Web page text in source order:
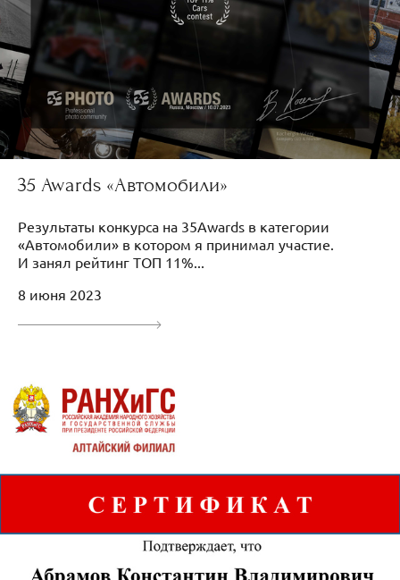
35 Awards «Автомобили»
Результаты конкурса на 35Awards в категории
«Автомобили» в котором я принимал участие.
И занял рейтинг ТОП 11%...
8 июня 2023